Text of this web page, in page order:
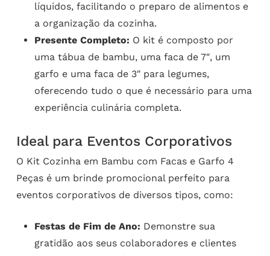
líquidos, facilitando o preparo de alimentos e
a organização da cozinha.
Presente Completo: O kit é composto por
uma tábua de bambu, uma faca de 7″, um
garfo e uma faca de 3″ para legumes,
oferecendo tudo o que é necessário para uma
experiência culinária completa.
Ideal para Eventos Corporativos
O Kit Cozinha em Bambu com Facas e Garfo 4
Peças é um brinde promocional perfeito para
eventos corporativos de diversos tipos, como:
Festas de Fim de Ano: Demonstre sua
gratidão aos seus colaboradores e clientes